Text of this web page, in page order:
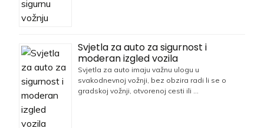
Svjetla za auto za sigurnost i
moderan izgled vozila
Svjetla za auto imaju važnu ulogu u
svakodnevnoj vožnji, bez obzira radi li se o
gradskoj vožnji, otvorenoj cesti ili …